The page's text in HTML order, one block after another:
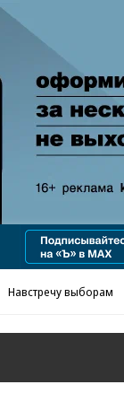
ad
Навстречу выборам